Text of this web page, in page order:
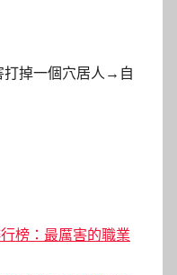
打掉一個穴居人→自
榜：最厲害的職業